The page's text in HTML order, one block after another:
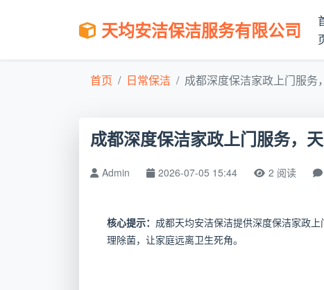
天均安洁保洁服务有限公司
首页 日常保洁 成都深度保洁家政上门服务
成都深度保洁家政上门服务，
Admin 2026-07-05 15:44 2 阅读
核心提示： 成都天均安洁保洁提供深度保洁家政
理除菌，让家庭远离卫生死角。